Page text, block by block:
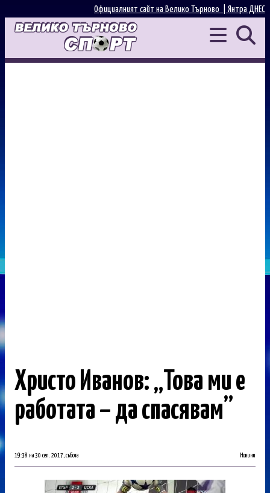
Янтра ДНЕС
Официалният сайт на Велико Търново |
Христо Иванов: „Това ми е
работата – да спасявам”
19:38 на 30 сеп. 2017, събота Новини